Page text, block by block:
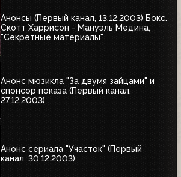
Анонсы (Первый канал, 13.12.2003) Бокс.
Скотт Харрисон - Мануэль Медина,
"Секретные материалы"
Анонс мюзикла "За двумя зайцами" и
спонсор показа (Первый канал,
27.12.2003)
Анонс сериала "Участок" (Первый
канал, 30.12.2003)